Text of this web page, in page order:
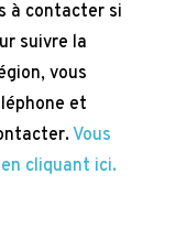
à contacter si
suivre la
vous
et
Vous
cliquant ici.